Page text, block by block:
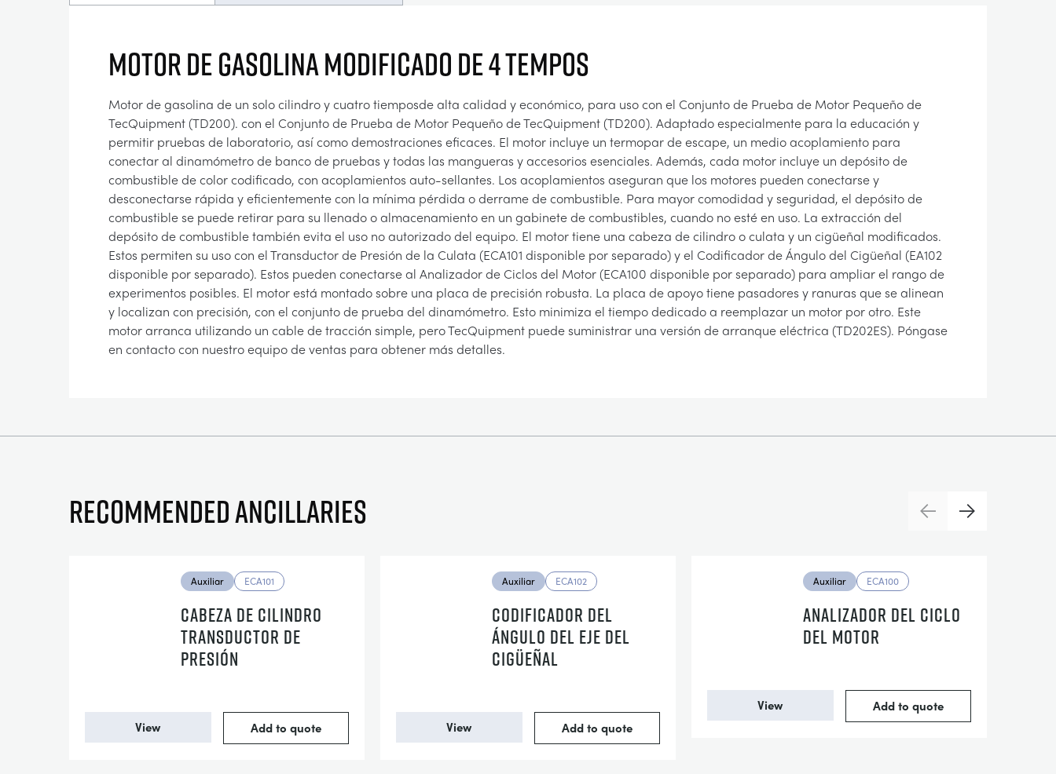
MOTOR DE GASOLINA MODIFICADO DE 4 TEMPOS
Motor de gasolina de un solo cilindro y cuatro tiemposde alta calidad y económico, para uso con el Conjunto de Prueba de Motor Pequeño de
TecQuipment (TD200). con el Conjunto de Prueba de Motor Pequeño de TecQuipment (TD200). Adaptado especialmente para la educación y
permitir pruebas de laboratorio, así como demostraciones eficaces. El motor incluye un termopar de escape, un medio acoplamiento para
conectar al dinamómetro de banco de pruebas y todas las mangueras y accesorios esenciales. Además, cada motor incluye un depósito de
combustible de color codificado, con acoplamientos auto-sellantes. Los acoplamientos aseguran que los motores pueden conectarse y
desconectarse rápida y eficientemente con la mínima pérdida o derrame de combustible. Para mayor comodidad y seguridad, el depósito de
combustible se puede retirar para su llenado o almacenamiento en un gabinete de combustibles, cuando no esté en uso. La extracción del
depósito de combustible también evita el uso no autorizado del equipo. El motor tiene una cabeza de cilindro o culata y un cigüeñal modificados.
Estos permiten su uso con el Transductor de Presión de la Culata (ECA101 disponible por separado) y el Codificador de Ángulo del Cigüeñal (EA102
disponible por separado). Estos pueden conectarse al Analizador de Ciclos del Motor (ECA100 disponible por separado) para ampliar el rango de
experimentos posibles. El motor está montado sobre una placa de precisión robusta. La placa de apoyo tiene pasadores y ranuras que se alinean
y localizan con precisión, con el conjunto de prueba del dinamómetro. Esto minimiza el tiempo dedicado a reemplazar un motor por otro. Este
motor arranca utilizando un cable de tracción simple, pero TecQuipment puede suministrar una versión de arranque eléctrica (TD202ES). Póngase
en contacto con nuestro equipo de ventas para obtener más detalles.
Recommended ancillaries PreviousNext
Auxiliar ECA101
CABEZA DE CILINDRO
TRANSDUCTOR DE
PRESIÓN
View Add to quote
Auxiliar ECA102
CODIFICADOR DEL
ÁNGULO DEL EJE DEL
CIGÜEÑAL
View Add to quote
Auxiliar ECA100
ANALIZADOR DEL CICLO
DEL MOTOR
View Add to quote